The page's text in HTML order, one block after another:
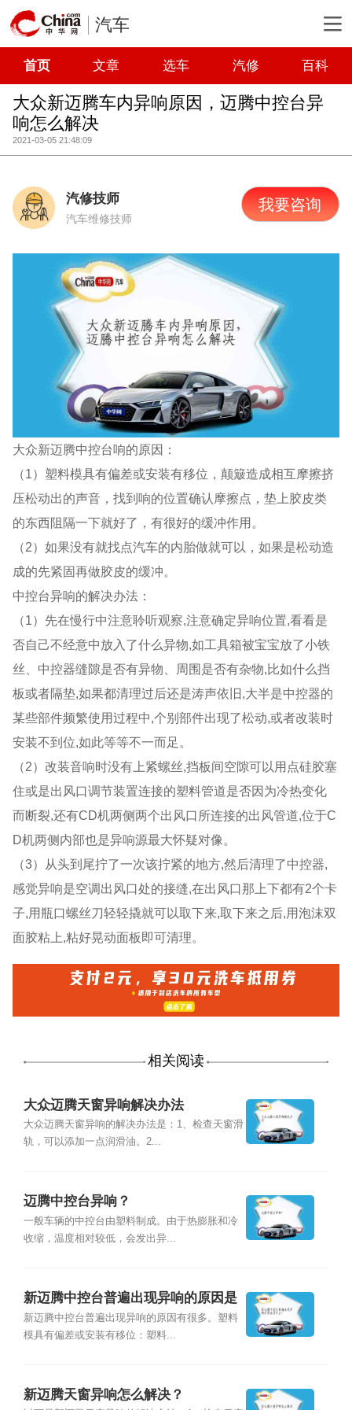
汽车
首页 文章 选车 汽修 百科
大众新迈腾车内异响原因，迈腾中控台异
响怎么解决
2021-03-05 21:48:09
汽修技师
汽车维修技师
我要咨询
大众新迈腾中控台响的原因：
（1）塑料模具有偏差或安装有移位，颠簸造成相互摩擦挤
压松动出的声音，找到响的位置确认摩擦点，垫上胶皮类
的东西阻隔一下就好了，有很好的缓冲作用。
（2）如果没有就找点汽车的内胎做就可以，如果是松动造
成的先紧固再做胶皮的缓冲。
中控台异响的解决办法：
（1）先在慢行中注意聆听观察,注意确定异响位置,看看是
否自己不经意中放入了什么异物,如工具箱被宝宝放了小铁
丝、中控器缝隙是否有异物、周围是否有杂物,比如什么挡
板或者隔垫,如果都清理过后还是涛声依旧,大半是中控器的
某些部件频繁使用过程中,个别部件出现了松动,或者改装时
安装不到位,如此等等不一而足。
（2）改装音响时没有上紧螺丝,挡板间空隙可以用点硅胶塞
住或是出风口调节装置连接的塑料管道是否因为冷热变化
而断裂,还有CD机两侧两个出风口所连接的出风管道,位于C
D机两侧内部也是异响源最大怀疑对像。
（3）从头到尾拧了一次该拧紧的地方,然后清理了中控器,
感觉异响是空调出风口处的接缝,在出风口那上下都有2个卡
子,用瓶口螺丝刀轻轻撬就可以取下来,取下来之后,用泡沫双
面胶粘上,粘好晃动面板即可清理。
相关阅读
大众迈腾天窗异响解决办法
大众迈腾天窗异响的解决办法是：1、检查天窗滑
轨，可以添加一点润滑油。2...
迈腾中控台异响？
一般车辆的中控台由塑料制成。由于热膨胀和冷
收缩，温度相对较低，会发出异...
新迈腾中控台普遍出现异响的原因是
什么？
新迈腾中控台普遍出现异响的原因有很多。塑料
模具有偏差或安装有移位：塑料...
新迈腾天窗异响怎么解决？